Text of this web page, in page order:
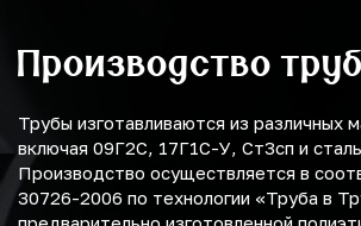
Производство
Трубы изготавливаются из различных
включая 09Г2С, 17Г1С-У, Ст3сп и
Производство осуществляется в
30726-2006 по технологии «Труба в